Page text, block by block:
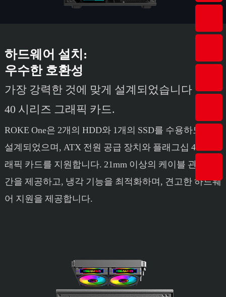
하드웨어 설치:
우수한 호환성
가장 강력한 것에 맞게 설계되었습니다
40 시리즈 그래픽 카드.
ROKE One은 2개의 HDD와 1개의 SSD를 수용하도록
설계되었으며, ATX 전원 공급 장치와 플래그십 4090 그
래픽 카드를 지원합니다. 21mm 이상의 케이블 관리 공
간을 제공하고, 냉각 기능을 최적화하며, 견고한 하드웨
어 지원을 제공합니다.